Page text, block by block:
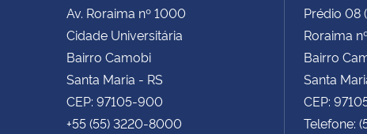
Av. Roraima nº 1000
Cidade Universitária
Bairro Camobi
Santa Maria - RS
CEP: 97105-900
+55 (55) 3220-8000
Prédio 08
Roraima
Bairro
Santa
CEP:
Telefone: